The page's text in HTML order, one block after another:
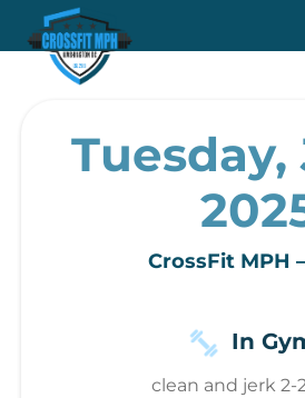
Tuesday,
CrossFit MPH
In
clean and jerk 2-